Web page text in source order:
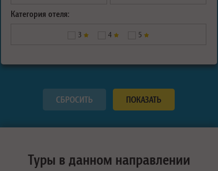
Категория отеля:
3 4 5
Туры в данном направлении